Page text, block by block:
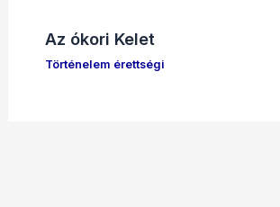
Az ókori Kelet
Történelem érettségi